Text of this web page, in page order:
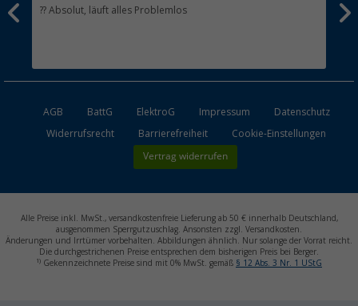
?? Absolut, läuft alles Problemlos
AGB BattG ElektroG Impressum
Datenschutz
Widerrufsrecht
Barrierefreiheit Cookie-Einstellungen
Vertrag widerrufen
Alle Preise inkl. MwSt., versandkostenfreie Lieferung ab 50 € innerhalb Deutschland,
ausgenommen Sperrgutzuschlag. Ansonsten zzgl. Versandkosten.
Änderungen und Irrtümer vorbehalten. Abbildungen ähnlich. Nur solange der Vorrat reicht.
Die durchgestrichenen Preise entsprechen dem bisherigen Preis bei Berger.
1) Gekennzeichnete Preise sind mit 0% MwSt. gemäß § 12 Abs. 3 Nr. 1 UStG